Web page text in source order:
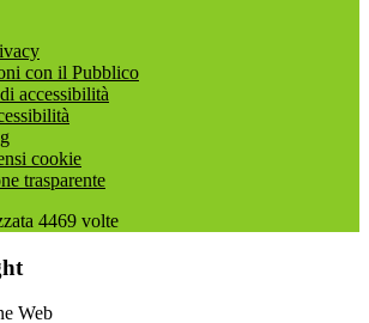
con il Pubblico
accessibilità
cookie
trasparente
4469 volte